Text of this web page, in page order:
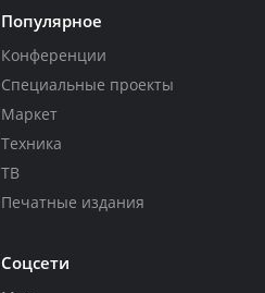
Популярное
Конференции
Специальные проекты
Маркет
Техника
ТВ
Печатные издания
Соцсети